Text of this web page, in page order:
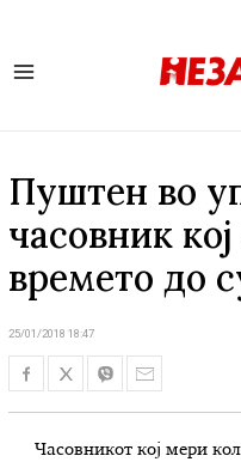
Пуштен во
часовник
времето до
25/01/2018 18:47
Часовникот кој мери